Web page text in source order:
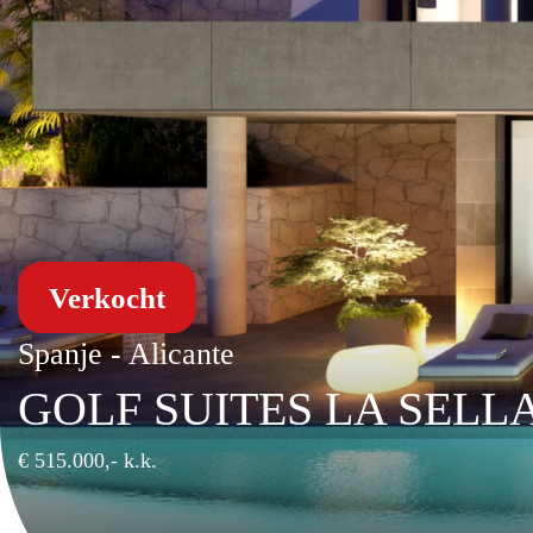
Verkocht
Spanje - Alicante
GOLF SUITES LA
€ 515.000,- k.k.